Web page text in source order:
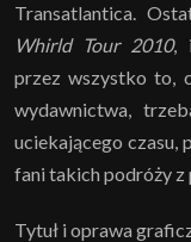
Transatlantica.
Whirld Tour 2010,
przez wszystko to,
wydawnictwa,
uciekającego czasu,
fani takich podróży z
Tytuł i oprawa